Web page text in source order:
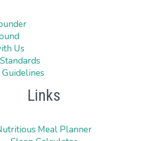
Us
Links
Meal Planner